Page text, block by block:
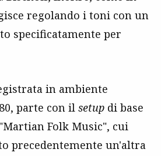
regolando i toni con un
specificatamente per
in ambiente
parte con il setup di base
Folk Music", cui
precedentemente un'altra